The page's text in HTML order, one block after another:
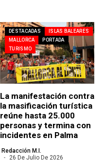
DESTACADAS
ISLAS BALEARES
MALLORCA
PORTADA
TURISMO
La manifestación contra
la masificación turística
reúne hasta 25.000
personas y termina con
incidentes en Palma
Redacción M.I.
26 De Julio De 2026